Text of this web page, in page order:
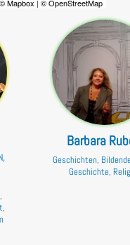
© Mapbox |© OpenStreetMap
Barbara
Geschichten,
Geschichte,